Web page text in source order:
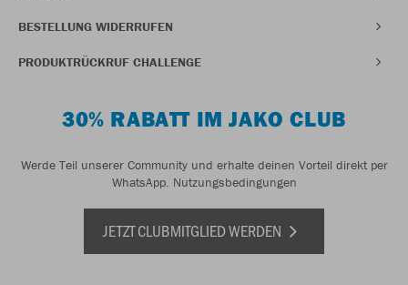
BESTELLUNG WIDERRUFEN
PRODUKTRÜCKRUF CHALLENGE
30% RABATT IM JAKO CLUB
Werde Teil unserer Community und erhalte deinen Vorteil direkt per
WhatsApp. Nutzungsbedingungen
JETZT CLUBMITGLIED WERDEN